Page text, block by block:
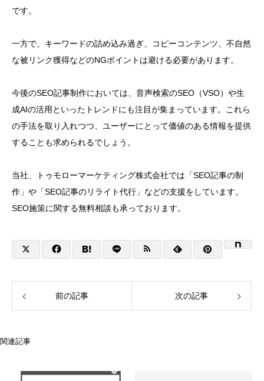
です。
一方で、キーワードの詰め込み過ぎ、コピーコンテンツ、不自然
な被リンク獲得などのNGポイントは避ける必要があります。
今後のSEO記事制作においては、音声検索のSEO（VSO）や生
成AIの活用といったトレンドにも注目が集まっています。これら
の手法を取り入れつつ、ユーザーにとって価値のある情報を提供
することも求められるでしょう。
当社、トゥモローマーケティング株式会社では「SEO記事の制
作」や「SEO記事のリライト代行」などの支援をしています。
SEO施策に関する無料相談も承っております。
前の記事 次の記事
関連記事